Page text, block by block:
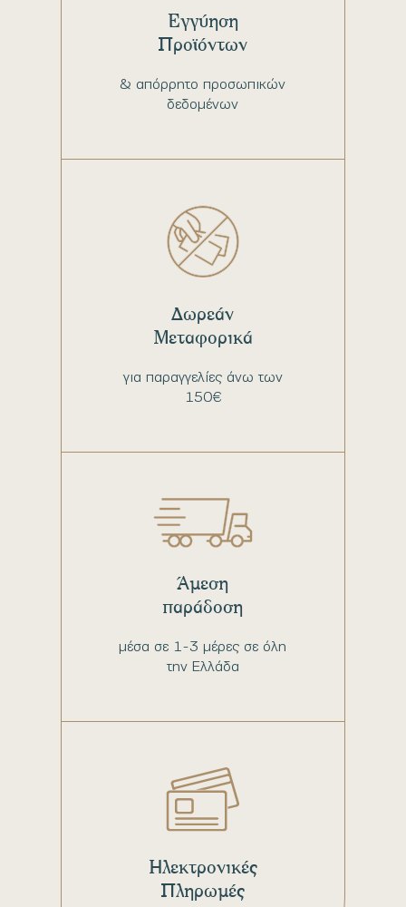
& απόρρητο προσωπικών
δεδομένων
Εγγύηση
Προϊόντων
για παραγγελίες άνω των
150€
Δωρεάν
Μεταφορικά
μέσα σε 1-3 μέρες σε όλη
την Ελλάδα
Άμεση
παράδοση
Ηλεκτρονικές
Πληρωμές